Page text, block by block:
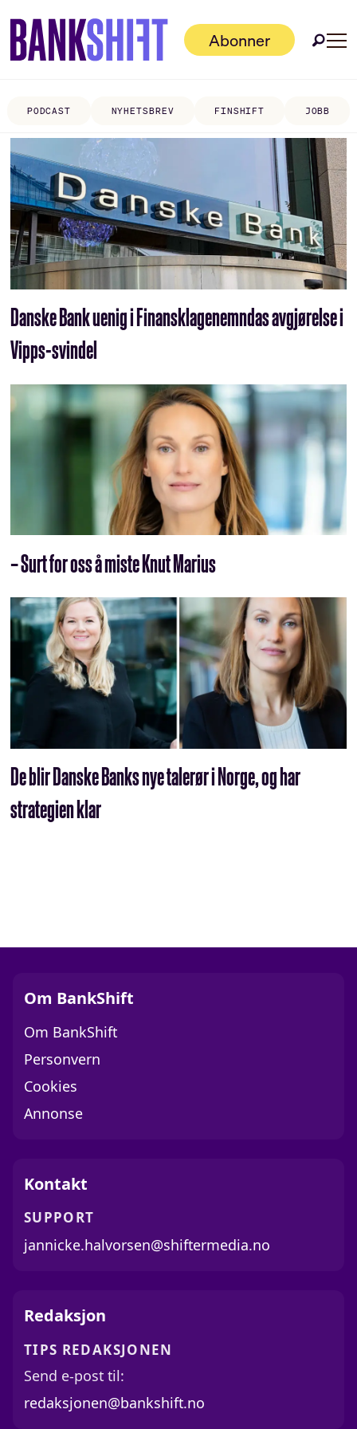
Abonner
PODCAST NYHETSBREV FINSHIFT JOBB
Tag:
anna-
lena
nordling
Danske Bank uenig i Finansklagenemndas avgjørelse i
Vipps-svindel
– Surt for oss å miste Knut Marius
De blir Danske Banks nye talerør i Norge, og har
strategien klar
Om BankShift
Om BankShift
Personvern
Cookies
Annonse
Kontakt
SUPPORT
jannicke.halvorsen@shiftermedia.no
Redaksjon
TIPS REDAKSJONEN
Send e-post til:
redaksjonen@bankshift.no